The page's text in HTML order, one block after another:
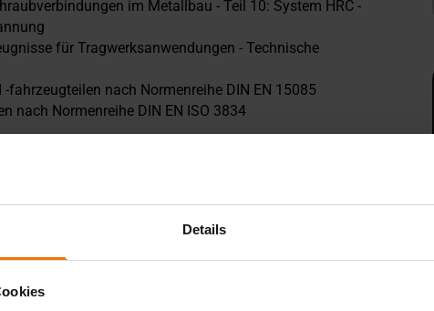
Details
im Metallbau - Teil 10: System HRC -
für Tragwerksanwendungen - Technische
nach Normenreihe DIN EN 15085
nach Normenreihe DIN EN ISO 3834
17021) von:
45001
1090-1, Tabelle B.1 zum Schweißen von
nach DIN EN 1090-3